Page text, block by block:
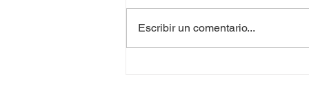
INDETERMINADOS05615-
1-26-0184OF- 226.
EL CURADOR URBANO
PRIMERO DE RIONEGRO, en uso
Escribir un comentario...